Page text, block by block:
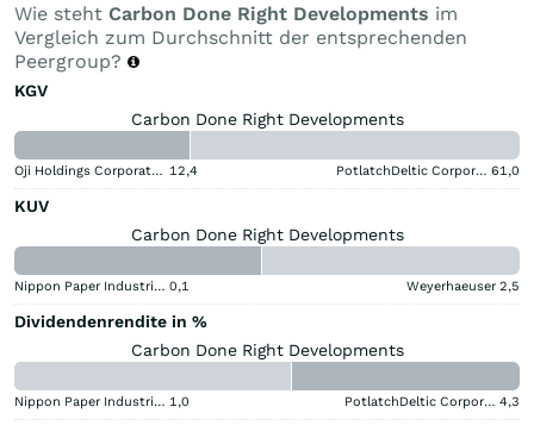
Wie steht Carbon Done Right Developments im
Vergleich zum Durchschnitt der entsprechenden
Peergroup?
KGV
Carbon Done Right Developments
Oji Holdings Corporation 12,4 PotlatchDeltic Corporation 61,0
KUV
Carbon Done Right Developments
Nippon Paper Industries 0,1 Weyerhaeuser 2,5
Dividendenrendite in %
Carbon Done Right Developments
Nippon Paper Industries 1,0 PotlatchDeltic Corporation 4,3